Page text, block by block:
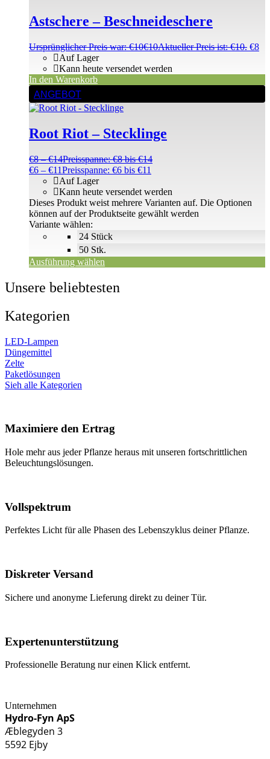
Astschere – Beschneideschere
Ursprünglicher Preis war: €10€10Aktueller Preis ist: €10. €8
Auf Lager
Kann heute versendet werden
In den Warenkorb
ANGEBOT
Root Riot – Stecklinge
€8 –€14Preisspanne: €8 bis €14
€6 – €11Preisspanne: €6 bis €11
24 Stück
50 Stk.
Auf Lager
Kann heute versendet werden
Variante wählen:
Ausführung wählen
Dieses Produkt weist mehrere Varianten auf. Die Optionen
können auf der Produktseite gewählt werden
Unsere beliebtesten
Kategorien
LED-Lampen
Düngemittel
Zelte
Paketlösungen
Sieh alle Kategorien
Maximiere den Ertrag
Hole mehr aus jeder Pflanze heraus mit unseren fortschrittlichen
Beleuchtungslösungen.
Vollspektrum
Perfektes Licht für alle Phasen des Lebenszyklus deiner Pflanze.
Diskreter Versand
Sichere und anonyme Lieferung direkt zu deiner Tür.
Expertenunterstützung
Professionelle Beratung nur einen Klick entfernt.
Unternehmen
Hydro-Fyn ApS
Æblegyden 3
5592 Ejby